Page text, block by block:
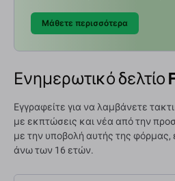
Μάθετε περισσότερα
Ενημερωτικό δελτίο
Εγγραφείτε για να λαμβάνετε
με εκπτώσεις και νέα από την
με την υποβολή αυτής της φόρμας,
άνω των 16 ετών.